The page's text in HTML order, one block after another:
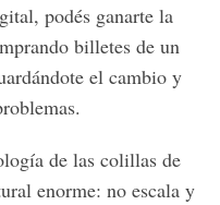
podés ganarte la
billetes de un
el cambio y
de las colillas de
enorme: no escala y